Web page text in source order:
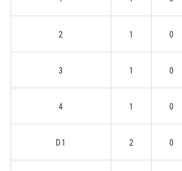
2 1 0
3 1 0
4 1 0
D1 2 0